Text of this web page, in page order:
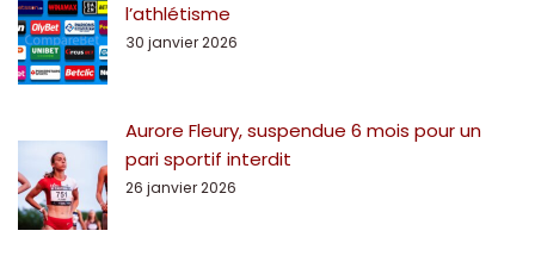
l’athlétisme
30 janvier 2026
Aurore Fleury, suspendue 6 mois pour un
pari sportif interdit
26 janvier 2026